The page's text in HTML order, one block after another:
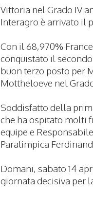
Vittoria nel Grado IV
Interagro è arrivato il
Con il 68,970%
conquistato il
buon terzo posto per
Mottheloeve nel
Soddisfatto della
che ha ospitato molti
equipe e
Paralimpica
Domani, sabato 14
giornata decisiva per